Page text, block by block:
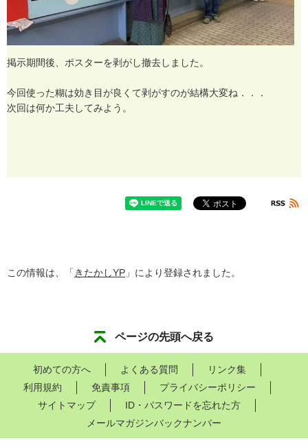
掲示期間後 ポス ターを剥がし撤去し ま した 。
今回使った糊は効き 目が良 く て剥がすのが結構大変ね ． ．
．
次回は何か工夫 してみよ う 。
この情報は、「 きたかしYP 」により登録されました。
ページの先頭へ戻る
初めての方へ よくある質問
リンク集
利用規約
免責事項
プライバシーポリシー
サイトマップ
ID・パスワードを忘れた方
メールマガジンバックナンバー